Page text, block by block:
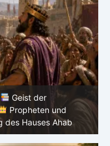
Bibelstudium |
der Stimme Gottes